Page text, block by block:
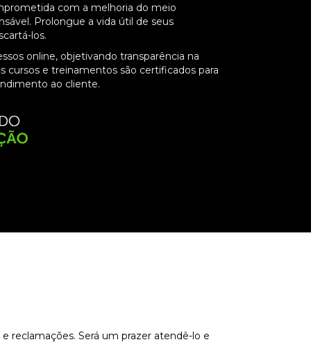
com a melhoria do meio
Prolongue a vida útil de seus
los.
online, objetivando transparência na
cursos e treinamentos são certificados para
ao cliente.
reclamações. Será um prazer atendê-lo e